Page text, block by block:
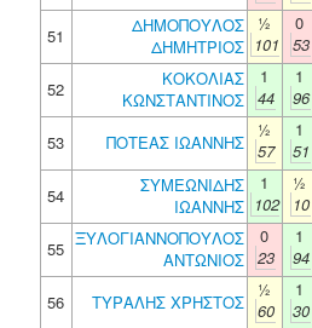
51
ΔΗΜΟΠΟΥΛΟΣ
ΔΗΜΗΤΡΙΟΣ
½
101
0
53
52
ΚΟΚΟΛΙΑΣ
ΚΩΝΣΤΑΝΤΙΝΟΣ
1
44
1
96
53
ΠΟΤΕΑΣ ΙΩΑΝΝΗΣ
½
57
1
51
54
ΣΥΜΕΩΝΙΔΗΣ
ΙΩΑΝΝΗΣ
1
102
½
10
55 ΞΥΛΟΓΙΑΝΝΟΠΟΥΛΟΣ
ΑΝΤΩΝΙΟΣ
0
23
1
94
56
ΤΥΡΑΛΗΣ ΧΡΗΣΤΟΣ
½
60
1
30